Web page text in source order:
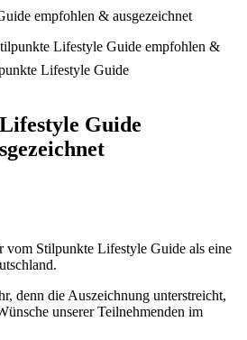
empfohlen & ausgezeichnet
Lifestyle Guide empfohlen &
Guide
vom Stilpunkte Lifestyle Guide als eine
denn die Auszeichnung unterstreicht,
unserer Teilnehmenden im